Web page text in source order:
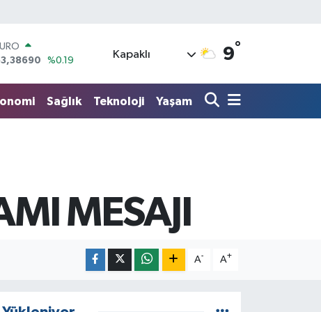
%0.18
%0
Kapaklı 9°
Sağlık Teknoloji Yaşam
MESAJI
A- A+